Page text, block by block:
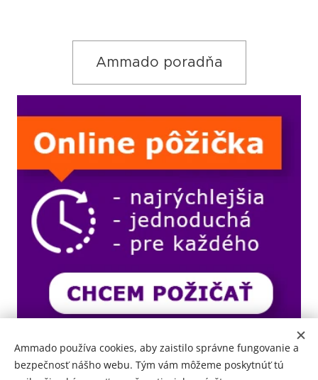
Ammado poradňa
Ammado používa cookies, aby zaistilo správne fungovanie a
bezpečnosť nášho webu. Tým vám môžeme poskytnúť tú